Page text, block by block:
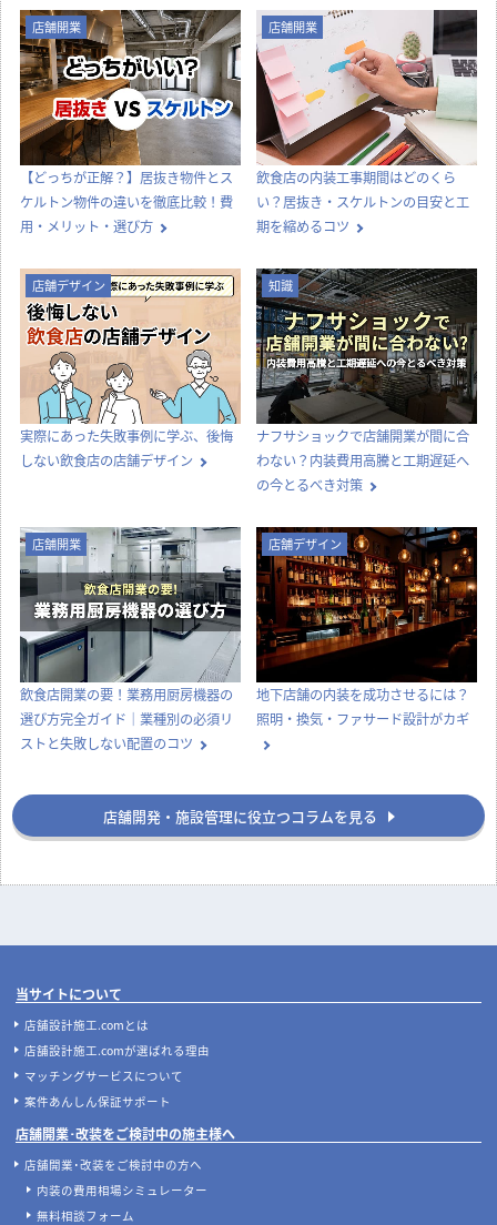
店舗開業
【どっちが正解？】居抜き物件とス
ケルトン物件の違いを徹底比較！費
用・メリット・選び方
店舗開業
飲食店の内装工事期間はどのくら
い？居抜き・スケルトンの目安と工
期を縮めるコツ
店舗デザイン
実際にあった失敗事例に学ぶ、後悔
しない飲食店の店舗デザイン
知識
ナフサショックで店舗開業が間に合
わない？内装費用高騰と工期遅延へ
の今とるべき対策
店舗開業
飲食店開業の要！業務用厨房機器の
選び方完全ガイド｜業種別の必須リ
ストと失敗しない配置のコツ
店舗デザイン
地下店舗の内装を成功させるには？
照明・換気・ファサード設計がカギ
店舗開発・施設管理に役立つコラムを見る
当サイトについて
店舗設計施工.comとは
店舗設計施工.comが選ばれる理由
マッチングサービスについて
案件あんしん保証サポート
店舗開業･改装をご検討中の施主様へ
店舗開業･改装をご検討中の方へ
内装の費用相場シミュレーター
無料相談フォーム